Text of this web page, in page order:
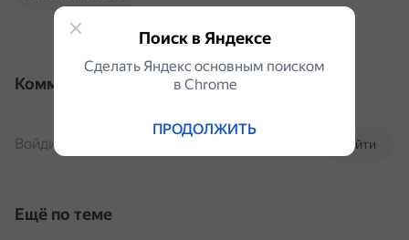
Комментарии
Войти
Войдите, чтобы комментировать
Ещё по теме
Поиск в Яндексе
Сделать Яндекс основным поиском
в Сhrome
ПРОДОЛЖИТЬ